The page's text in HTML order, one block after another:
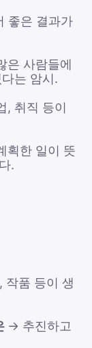
좋은 결과가
은 사람들에
는 암시.
, 취직 등이
획한 일이 뜻
.
품 등이 생
→ 추진하고